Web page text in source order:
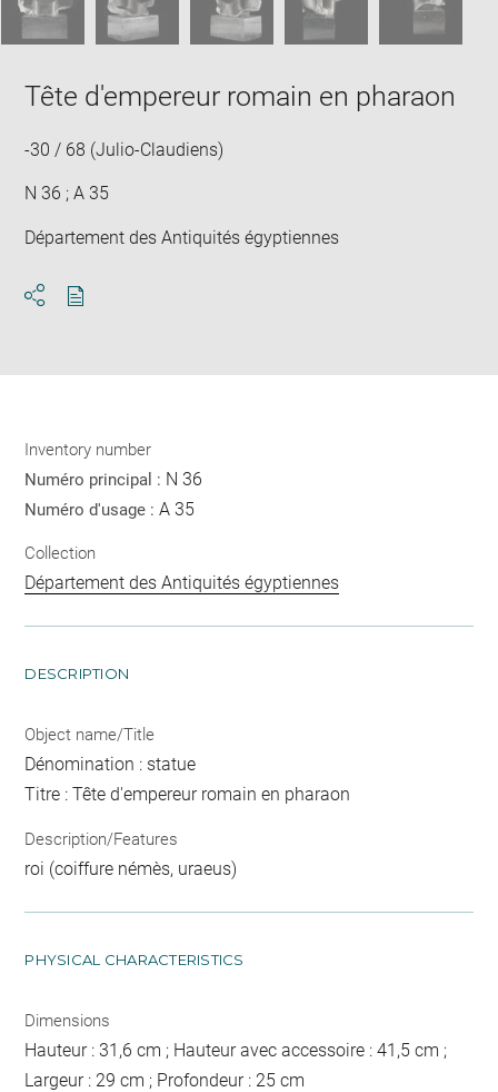
Tête d'empereur romain en pharaon
-30 / 68 (Julio-Claudiens)
N 36 ; A 35
Département des Antiquités égyptiennes
Inventory number
Numéro principal : N 36
Numéro d'usage :A 35
Collection
Département des Antiquités égyptiennes
DESCRIPTION
Object name/Title
Dénomination : statue
Titre : Tête d'empereur romain en pharaon
Description/Features
roi (coiffure némès, uraeus)
PHYSICAL CHARACTERISTICS
Dimensions
Hauteur : 31,6 cm ; Hauteur avec accessoire : 41,5 cm ;
Largeur : 29 cm ; Profondeur : 25 cm